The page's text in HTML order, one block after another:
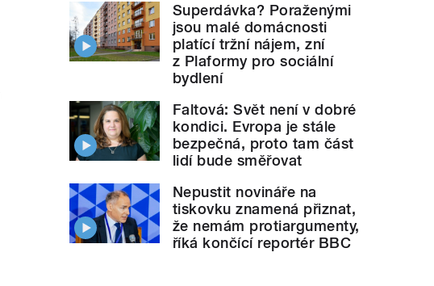
Superdávka? Poraženými
jsou malé domácnosti
platící tržní nájem, zní
z Plaformy pro sociální
bydlení
Faltová: Svět není v dobré
kondici. Evropa je stále
bezpečná, proto tam část
lidí bude směřovat
Nepustit novináře na
tiskovku znamená přiznat,
že nemám protiargumenty,
říká končící reportér BBC